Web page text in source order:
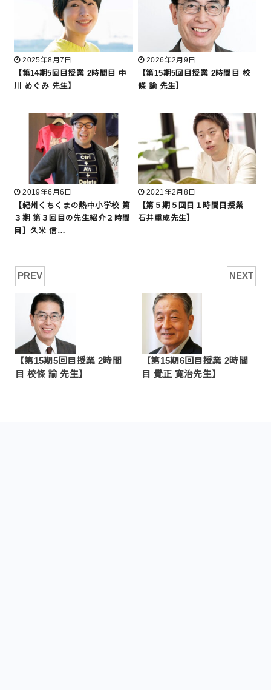
2025年8月7日
【第14期5回目授業 2時間目 中
川 めぐみ 先生】
2026年2月9日
【第15期5回目授業 2時間目 校
條 諭 先生】
2019年6月6日
【紀州くちくまの熱中小学校 第
３期 第３回目の先生紹介２時間
目】久米 信…
2021年2月8日
【第５期５回目１時間目授業
石井重成先生】
PREV
【第15期5回目授業 2時間
目 校條 諭 先生】
NEXT
【第15期6回目授業 2時間
目 覺正 寛治先生】